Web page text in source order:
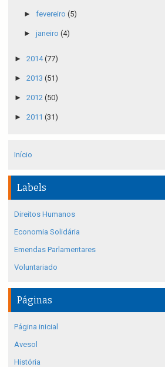
► fevereiro (5)
► janeiro (4)
► 2014(77)
► 2013 (51)
► 2012 (50)
► 2011 (31)
Início
Labels
Direitos Humanos
Economia Solidária
Emendas Parlamentares
Voluntariado
Páginas
Página inicial
Avesol
História